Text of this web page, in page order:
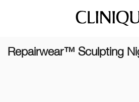
Repairwear™ Sculpting